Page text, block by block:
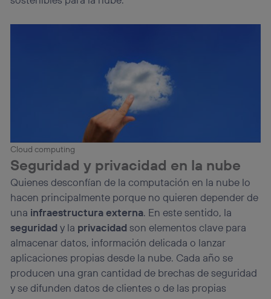
Cloud computing
Seguridad y privacidad en la nube
Quienes desconfían de la computación en la nube lo
hacen principalmente porque no quieren depender de
una infraestructura externa. En este sentido, la
seguridady la privacidadson elementos clave para
almacenar datos, información delicada o lanzar
aplicaciones propias desde la nube. Cada año se
producen una gran cantidad de brechas de seguridad
y se difunden datos de clientes o de las propias